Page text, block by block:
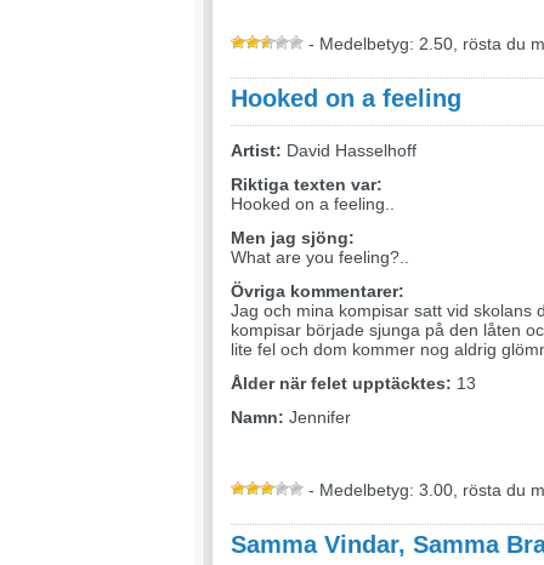
- Medelbetyg: 2.50, rösta du
Hooked on a feeling
Artist: David Hasselhoff
Riktiga texten var:
Hooked on a feeling..
Men jag sjöng:
What are you feeling?..
Övriga kommentarer:
Jag och mina kompisar satt vid skolans
kompisar började sjunga på den låten
lite fel och dom kommer nog aldrig
Ålder när felet upptäcktes: 13
Namn: Jennifer
- Medelbetyg: 3.00, rösta du
Samma Vindar, Samma